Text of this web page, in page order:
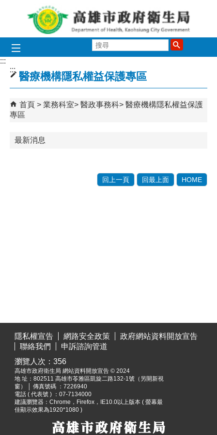
跳到主要內容區塊
尋
:::
:::
醫療機構隱私權益保護專區
首頁 業務科室 醫政事務科
醫療機構隱私權益保護
專區
最新消息
回上一頁 回最上面 HOME
隱私權宣告
網路安全政策
政府網站資料開放宣告
聯絡我們
申訴諮詢管道
瀏覽人次： 356
高雄市政府衛生局 網站資料開放宣告 © 2024
地 址： 802511 高雄市苓雅區凱旋二路132-1號（另開新視
窗）
│ 傳真號碼 ：7226940
電話 ( 代表號 ) ：07-7134000
建議瀏覽器：Chrome，Firefox，IE10.0以上版本 ( 螢幕最
佳顯示效果為1920*1080 )